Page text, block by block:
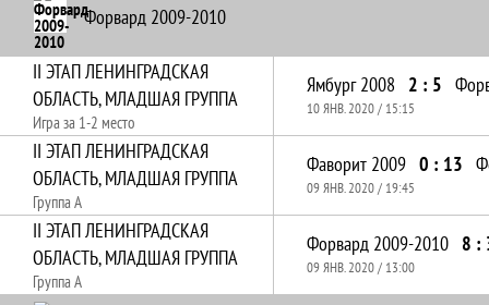
Форвард 2009-2010
II ЭТАП ЛЕНИНГРАДСКАЯ
ОБЛАСТЬ, МЛАДШАЯ ГРУППА
Игра за 1-2 место
Ямбург 2008 2 : 5
10 ЯНВ. 2020 / 15:15
II ЭТАП ЛЕНИНГРАДСКАЯ
ОБЛАСТЬ, МЛАДШАЯ ГРУППА
Группа А
Фаворит 2009 0 : 13
09 ЯНВ. 2020 / 19:45
II ЭТАП ЛЕНИНГРАДСКАЯ
ОБЛАСТЬ, МЛАДШАЯ ГРУППА
Группа А
Форвард 2009-2010 8 :
09 ЯНВ. 2020 / 13:00